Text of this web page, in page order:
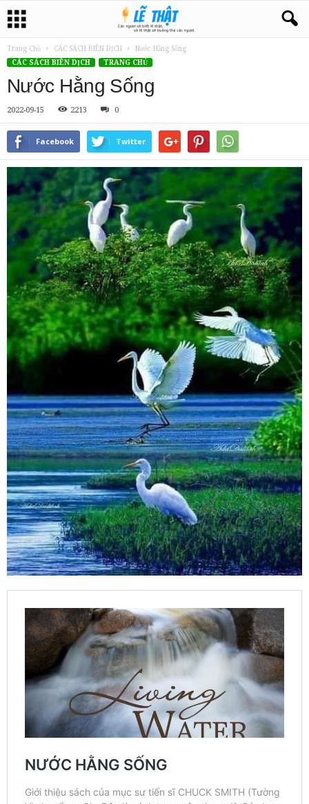
Trang Chủ CÁC SÁCH BIÊN DỊCH
Nước Hằng Sống
CÁC SÁCH BIÊN DỊCH
TRANG CHỦ
Nước Hằng Sống
2022-09-15 2213 0
Facebook Twitter